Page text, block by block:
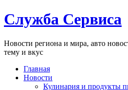
Служба Сервиса
Новости региона и мира, авто
тему и вкус
Главная
Новости
Кулинария и продукты